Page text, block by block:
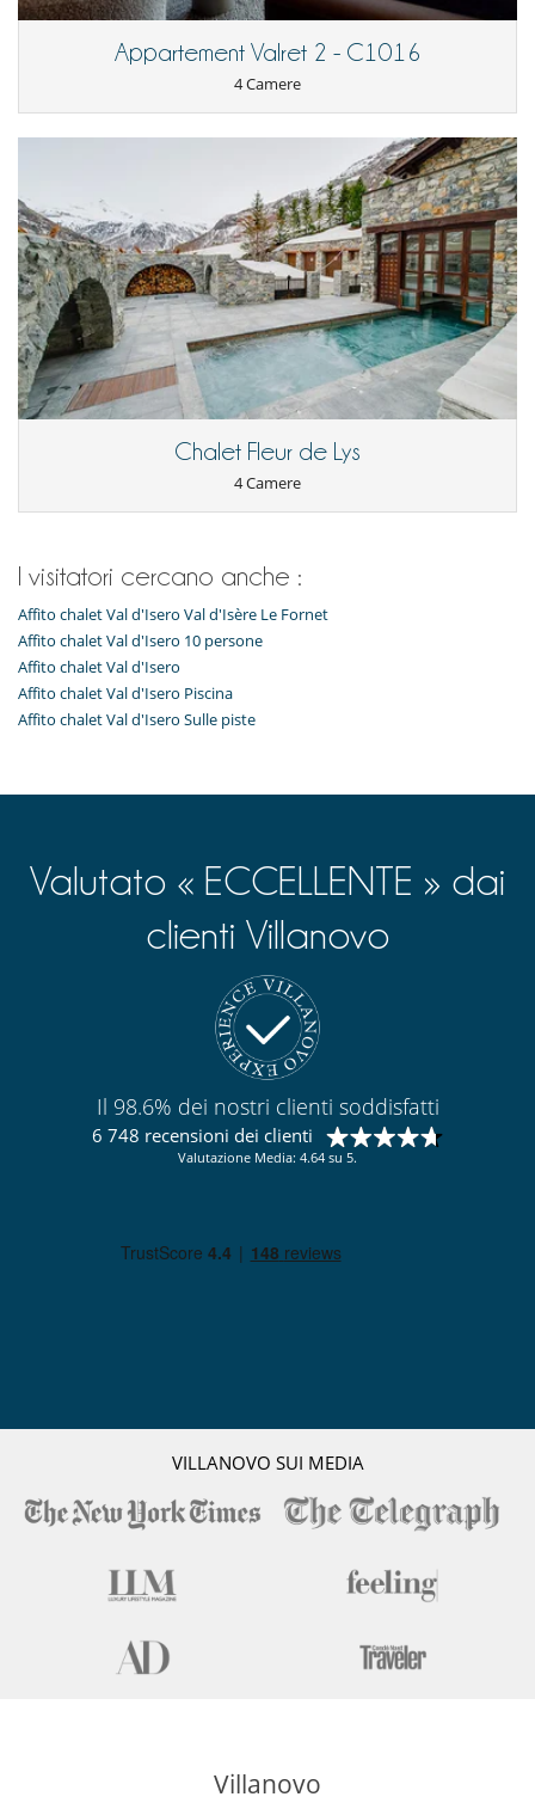
Sportello di sci
Appartement Valret 2 - C1016
4 Camere
Chalet Fleur de Lys
4 Camere
I visitatori cercano anche :
Affito chalet Val d'Isero Val d'Isère Le Fornet
Affito chalet Val d'Isero 10 persone
Affito chalet Val d'Isero
Affito chalet Val d'Isero Piscina
Affito chalet Val d'Isero Sulle piste
Valutato « ECCELLENTE » dai
clienti Villanovo
Il 98.6% dei nostri clienti soddisfatti
6 748 recensioni dei clienti
Valutazione Media: 4.64 su 5.
VILLANOVO SUI MEDIA
Villanovo